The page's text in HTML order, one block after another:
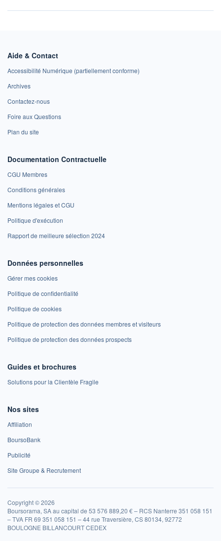
Aide & Contact
Accessibilité Numérique (partiellement conforme)
Archives
Contactez-nous
Foire aux Questions
Plan du site
Documentation Contractuelle
CGU Membres
Conditions générales
Mentions légales et CGU
Politique d'exécution
Rapport de meilleure sélection 2024
Données personnelles
Gérer mes cookies
Politique de confidentialité
Politique de cookies
Politique de protection des données membres et visiteurs
Politique de protection des données prospects
Guides et brochures
Solutions pour la Clientèle Fragile
Nos sites
Affiliation
BoursoBank
Publicité
Site Groupe & Recrutement
Copyright © 2026
Boursorama, SA au capital de 53 576 889,20 € – RCS Nanterre 351 058 151
– TVA FR 69 351 058 151 – 44 rue Traversière, CS 80134, 92772
BOULOGNE BILLANCOURT CEDEX